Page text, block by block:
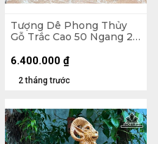
Tượng Dê Phong Thủy
Gỗ Trắc Cao 50 Ngang 28
2 tháng trước
6.400.000 ₫